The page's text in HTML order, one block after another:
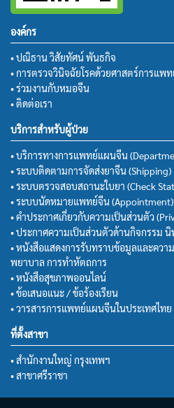
องค์กร
• ปณิธาน วิสัยทัศน์ พันธกิจ
• การตรวจวินิจฉัยโรคด้วยศาสตร์การแพ
• ร่วมงานกับหมอจีน
• ติดต่อเรา
บริการสำหรับผู้ป่วย
• บริการทางการแพทย์แผนจีน
• ระบบติดตามการจัดส่งยาจีน (Shipping)
• ระบบตรวจสอบสถานะใบยา (Check
• ระบบนัดหมายแพทย์จีน (Appointment)
• คำประกาศเกี่ยวกับความเป็นส่วนตัว
• ประกาศความเป็นส่วนตัวด้านกิจกรรม
• หนังสือแสดงการรับทราบข้อมูลและคว
พยาบาล การทำหัตถการ
• หนังสือสุขภาพออนไลน์
• ข้อเสนอแนะ / ข้อร้องเรียน
• วารสารการแพทย์แผนจีนในประเทศไทย
ที่ตั้งสาขา
• สำนักงานใหญ่ กรุงเทพฯ
• สาขาศรีราชา